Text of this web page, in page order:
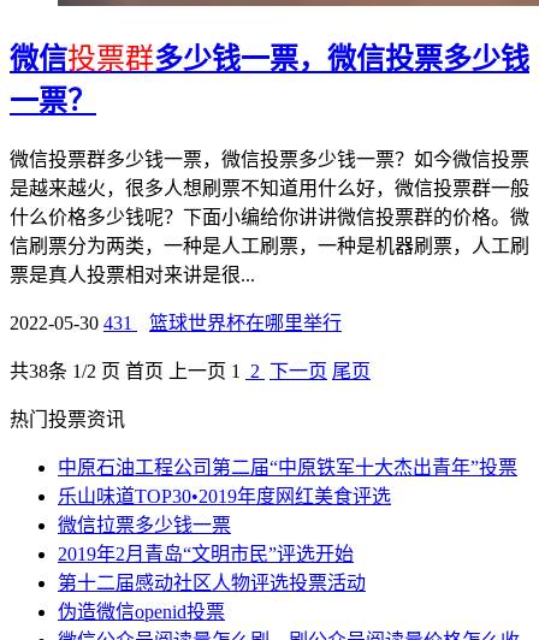
微信投票群多少钱一票，微信投票多少钱
一票？
微信投票群多少钱一票，微信投票多少钱一票？如今微信投票
是越来越火，很多人想刷票不知道用什么好，微信投票群一般
什么价格多少钱呢？下面小编给你讲讲微信投票群的价格。微
信刷票分为两类，一种是人工刷票，一种是机器刷票，人工刷
票是真人投票相对来讲是很...
2022-05-30 431 篮球世界杯在哪里举行
共38条 1/2 页 首页 上一页 1 2 下一页 尾页
热门投票资讯
中原石油工程公司第二届“中原铁军十大杰出青年”投票
乐山味道TOP30•2019年度网红美食评选
微信拉票多少钱一票
2019年2月青岛“文明市民”评选开始
第十二届感动社区人物评选投票活动
伪造微信openid投票